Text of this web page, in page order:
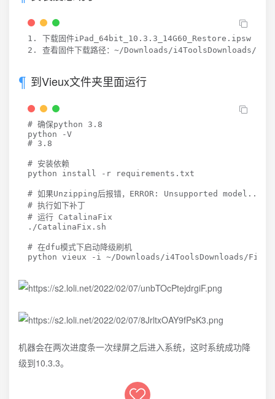
1. 下载固件iPad_64bit_10.3.3_14G60_Restore.ipsw
2. 查看固件下载路径：~/Downloads/i4ToolsDownloads/
到Vieux文件夹里面运行
# 确保python 3.8
# 3.8
# 安装依赖
python install -r requirements.txt
# 如果Unzipping后报错，ERROR: Unsupported model...
# 执行如下补丁
# 运行 CatalinaFix
./CatalinaFix.sh
# 在dfu模式下启动降级刷机
python vieux -i ~/Downloads/i4ToolsDownloads/
机器会在两次进度条一次绿屏之后进入系统，这时系统成功降
级到10.3.3。